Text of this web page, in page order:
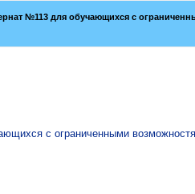
№113 для обучающихся с